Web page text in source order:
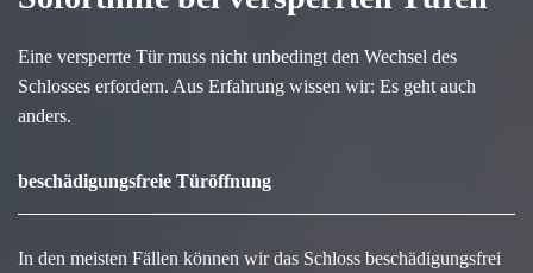
Eine versperrte Tür muss nicht unbedingt den Wechsel des
Schlosses erfordern. Aus Erfahrung wissen wir: Es geht auch
anders.
beschädigungsfreie Türöffnung
In den meisten Fällen können wir das Schloss beschädigungsfrei